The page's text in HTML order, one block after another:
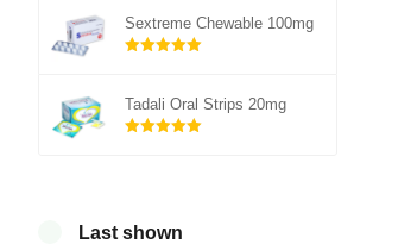
Sextreme Chewable 100mg
5
Tadali Oral Strips 20mg
Last shown